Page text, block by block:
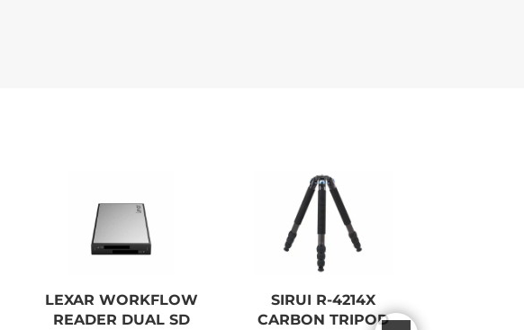
LEXAR WORKFLOW
READER DUAL SD
SIRUI R-4214X
CARBON TRIPOD